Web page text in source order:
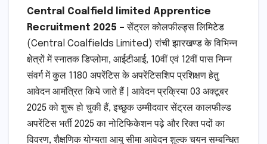
Central Coalfield limited Apprentice
Recruitment 2025 – सेंट्रल कोलफील्ड्स लिमिटेड
(Central Coalfields Limited) रांची झारखण्ड के विभिन्न
क्षेत्रों में स्नातक डिप्लोमा, आईटीआई, 10वीं एवं 12वीं पास निम्न
संवर्ग में कुल 1180 अपरेंटिस के अपरेंटिसशिप प्रशिक्षण हेतु
आवेदन आमंत्रित किये जाते हैं | आवेदन प्रक्रिया 03 अक्टूबर
2025 को शुरू हो चुकी हैं, इच्छुक उम्मीदवार सेंट्रल कालफील्ड
अपरेंटिस भर्ती 2025 का नोटिफिकेशन पढ़े और रिक्त पदों का
विवरण, शैक्षणिक योग्यता आयु सीमा आवेदन शुल्क चयन सम्बन्धित